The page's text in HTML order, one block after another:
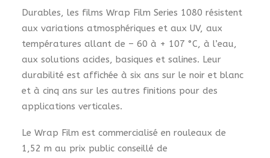
Durables, les films Wrap Film Series 1080 résistent
aux variations atmosphériques et aux UV, aux
températures allant de – 60 à + 107 °C, à l’eau,
aux solutions acides, basiques et salines. Leur
durabilité est affichée à six ans sur le noir et blanc
et à cinq ans sur les autres finitions pour des
applications verticales.
Le Wrap Film est commercialisé en rouleaux de
1,52 m au prix public conseillé de